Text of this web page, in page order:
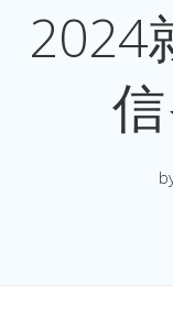
2024